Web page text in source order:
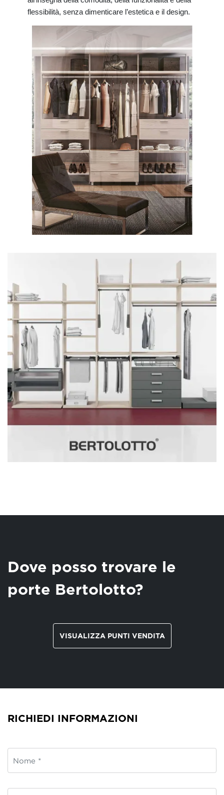
flessibilità, senza dimenticare l’estetica e il design.
Dove posso trovare le
porte Bertolotto?
VISUALIZZA PUNTI VENDITA
RICHIEDI INFORMAZIONI